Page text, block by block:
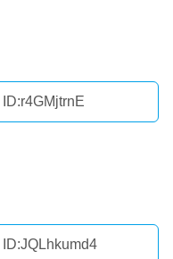
ID:r4GMjtrnE
ID:JQLhkumd4